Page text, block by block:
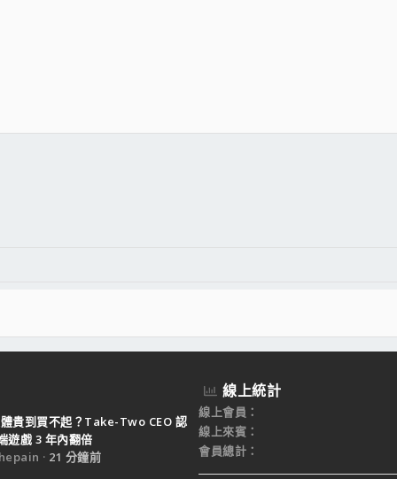
貴到買不起？Take-Two CEO 認
遊戲 3 年內翻倍
21 分鐘前
線上統計
線上會員
線上來賓
會員總計